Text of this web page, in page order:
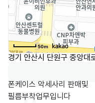
50m
경기 안산시 단원구 중앙
폰케이스 악세사리 판매및
필름부착업무입니다